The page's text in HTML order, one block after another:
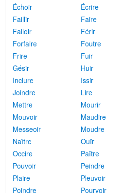
Échoir
Écrire
Faillir
Faire
Falloir
Férir
Forfaire
Foutre
Frire
Fuir
Gésir
Huir
Inclure
Issir
Joindre
Lire
Mettre
Mourir
Mouvoir
Maudire
Messeoir
Moudre
Naître
Ouïr
Occire
Paître
Pouvoir
Peindre
Plaire
Pleuvoir
Poindre
Pourvoir